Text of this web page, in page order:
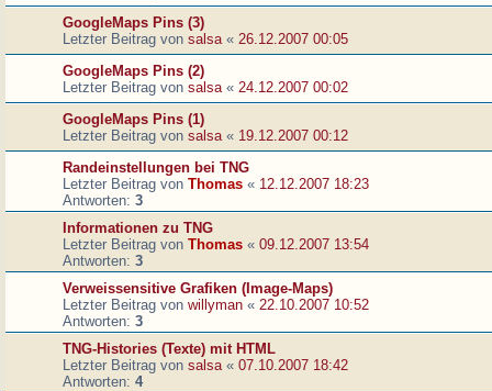
GoogleMaps Pins (3)
Letzter Beitrag von salsa « 26.12.2007 00:05
GoogleMaps Pins (2)
Letzter Beitrag von salsa « 24.12.2007 00:02
GoogleMaps Pins (1)
Letzter Beitrag von salsa « 19.12.2007 00:12
Randeinstellungen bei TNG
Letzter Beitrag von Thomas « 12.12.2007 18:23
Antworten: 3
Informationen zu TNG
Letzter Beitrag von Thomas « 09.12.2007 13:54
Antworten: 3
Verweissensitive Grafiken (Image-Maps)
Letzter Beitrag von willyman « 22.10.2007 10:52
Antworten: 3
TNG-Histories (Texte) mit HTML
Letzter Beitrag von salsa « 07.10.2007 18:42
Antworten: 4